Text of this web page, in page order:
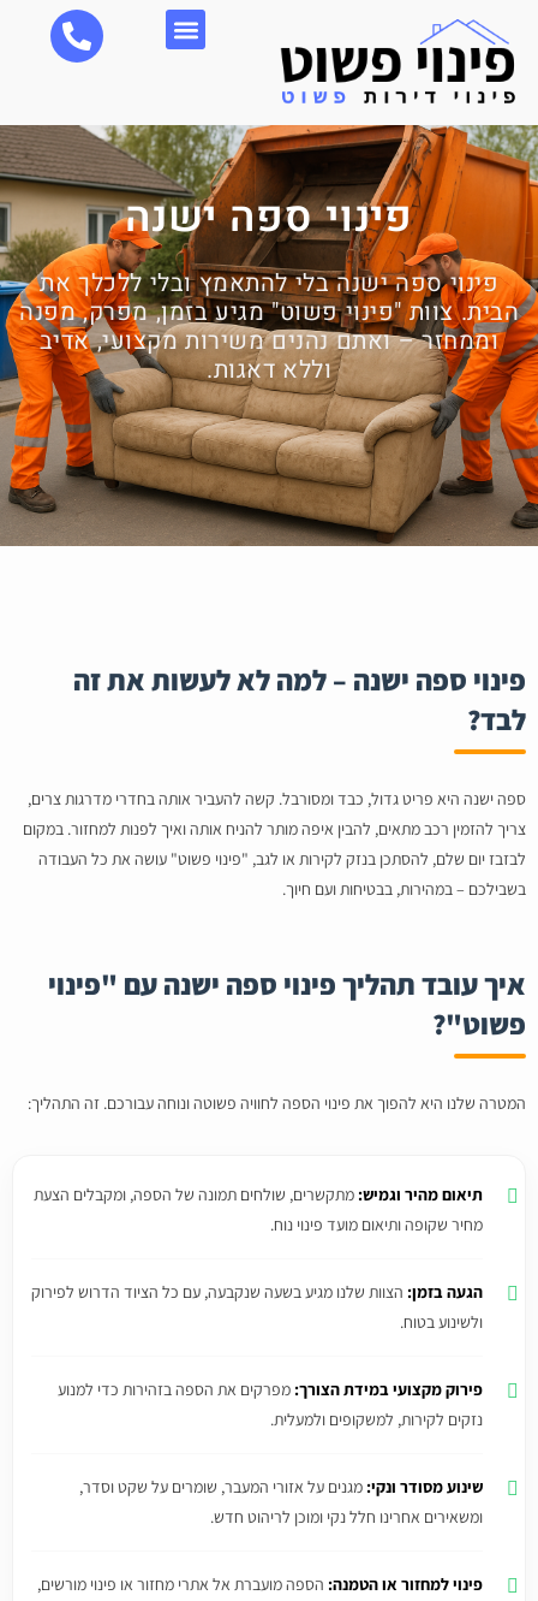
פינוי ספה ישנה
פינוי ספה ישנה בלי להתאמץ ובלי ללכלך את
הבית. צוות "פינוי פשוט" מגיע בזמן, מפרק, מפנה
וממחזר – ואתם נהנים משירות מקצועי, אדיב
וללא דאגות.
פינוי ספה ישנה – למה לא לעשות את זה
לבד?
ספה ישנה היא פריט גדול, כבד ומסורבל. קשה להעביר אותה בחדרי מדרגות צרים,
צריך להזמין רכב מתאים, להבין איפה מותר להניח אותה ואיך לפנות למחזור. במקום
לבזבז יום שלם, להסתכן בנזק לקירות או לגב, "פינוי פשוט" עושה את כל העבודה
בשבילכם – במהירות, בבטיחות ועם חיוך.
איך עובד תהליך פינוי ספה ישנה עם "פינוי
פשוט"?
המטרה שלנו היא להפוך את פינוי הספה לחוויה פשוטה ונוחה עבורכם. זה התהליך:
תיאום מהיר וגמיש: מתקשרים, שולחים תמונה של הספה, ומקבלים הצעת
מחיר שקופה ותיאום מועד פינוי נוח.
הגעה בזמן: הצוות שלנו מגיע בשעה שנקבעה, עם כל הציוד הדרוש לפירוק
ולשינוע בטוח.
פירוק מקצועי במידת הצורך: מפרקים את הספה בזהירות כדי למנוע
נזקים לקירות, למשקופים ולמעלית.
שינוע מסודר ונקי: מגנים על אזורי המעבר, שומרים על שקט וסדר,
ומשאירים אחרינו חלל נקי ומוכן לריהוט חדש.
פינוי למחזור או הטמנה: הספה מועברת אל אתרי מחזור או פינוי מורשים,